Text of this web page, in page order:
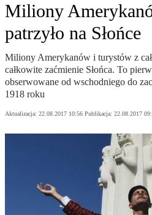
Miliony
patrzyło na Słońce
Miliony Amerykanów i turystów z
całkowite zaćmienie Słońca. To
obserwowane od wschodniego do
1918 roku
Aktualizacja: 22.08.2017 10:56 Publikacja: 22.08.2017